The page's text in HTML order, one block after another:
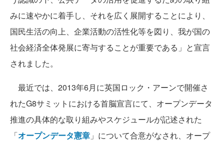
みに速やかに着手し、それを広く展開することにより、
国民生活の向上、企業活動の活性化等を図り、我が国の
社会経済全体発展に寄与することが重要である」と宣言
されました。
最近では、2013年6月に英国ロック・アーンで開催さ
れたG8サミットにおける首脳宣言にて、オープンデータ
推進の具体的な取り組みやスケジュールが記述された
「オープンデータ憲章 」について合意がなされ、オープ